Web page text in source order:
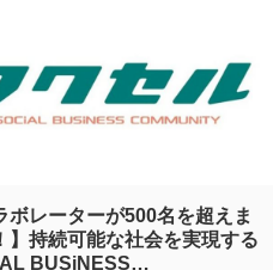
ボレーターが500名を超えま
】持続可能な社会を実現する
BUSiNESS